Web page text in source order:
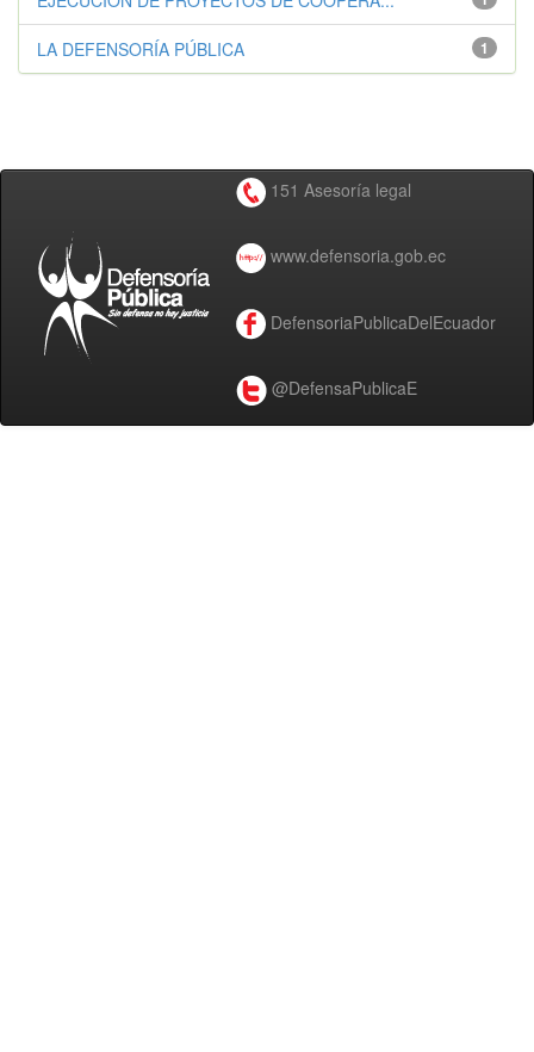
1
LA DEFENSORÍA PÚBLICA
151 Asesoría legal
www.defensoria.gob.ec
DefensoriaPublicaDelEcuador
@DefensaPublicaE